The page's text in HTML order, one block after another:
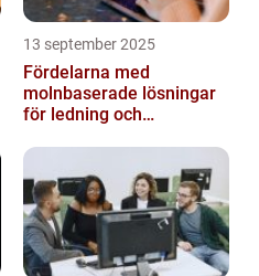
13 september 2025
Fördelarna med
molnbaserade lösningar
för ledning och